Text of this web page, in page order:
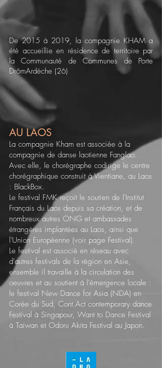
De 2015 à 2019, la compagnie KHAM a
été accueillie en résidence de territoire par
la Communauté de Communes de Porte
DrômArdèche (26)
AU LAOS
La compagnie Kham est associée à la
compagnie de danse laotienne Fanglao.
Avec elle, le chorégraphe codirige le centre
chorégraphique construit à Vientiane, au Laos
: BlackBox.
Le festival FMK reçoit le soutien de l'Institut
Français du Laos depuis sa création, et de
nombreux autres ONG et ambassades
étrangères implantées au Laos, ainsi que
l'Union Européenne (voir page Festival).
Le festival est associé en réseau avec
d'autres festivals de la région en Asie,
ensemble il travaille à la circulation des
oeuvres et au soutient à l'émergence locale :
le festival New Dance for Asia (NDA) en
Corée du Sud, Cont.Act contemporary dance
Festival à Singapour, Want to Dance Festival
à Taiwan et Odoru Akita Festival au Japon.